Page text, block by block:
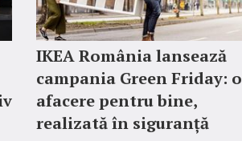
IKEA România lansează
campania Green Friday: o
afacere pentru bine,
realizată în siguranță